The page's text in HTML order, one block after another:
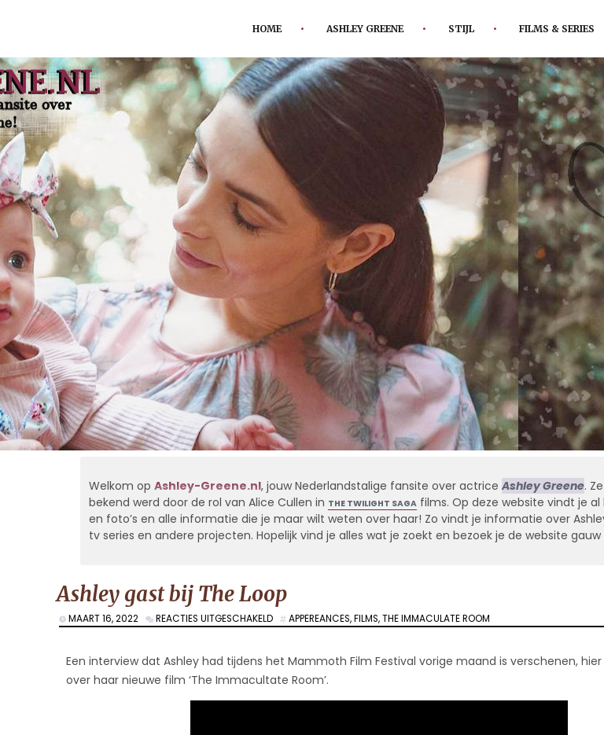
HOME ASHLEY GREENE STIJL FILMS & SERIES
Welkom op Ashley-Greene.nl, jouw Nederlandstalige fansite over actriceAshley Greene.
bekend werd door de rol van Alice Cullen in THE TWILIGHT SAGAfilms. Op deze website vindt je
en foto’s en alle informatie die je maar wilt weten over haar! Zo vindt je informatie over
tv series en andere projecten. Hopelijk vind je alles wat je zoekt en bezoek je de website
Ashley gast bij The Loop
MAART 16, 2022 REACTIES UITGESCHAKELDVOOR
ASHLEY
BIJ
LOOP
APPEREANCES,FILMS,THE IMMACULATE ROOM
Een interview dat Ashley had tijdens het Mammoth Film Festival vorige maand is verschenen, hier
over haar nieuwe film ‘The Immacultate Room’.